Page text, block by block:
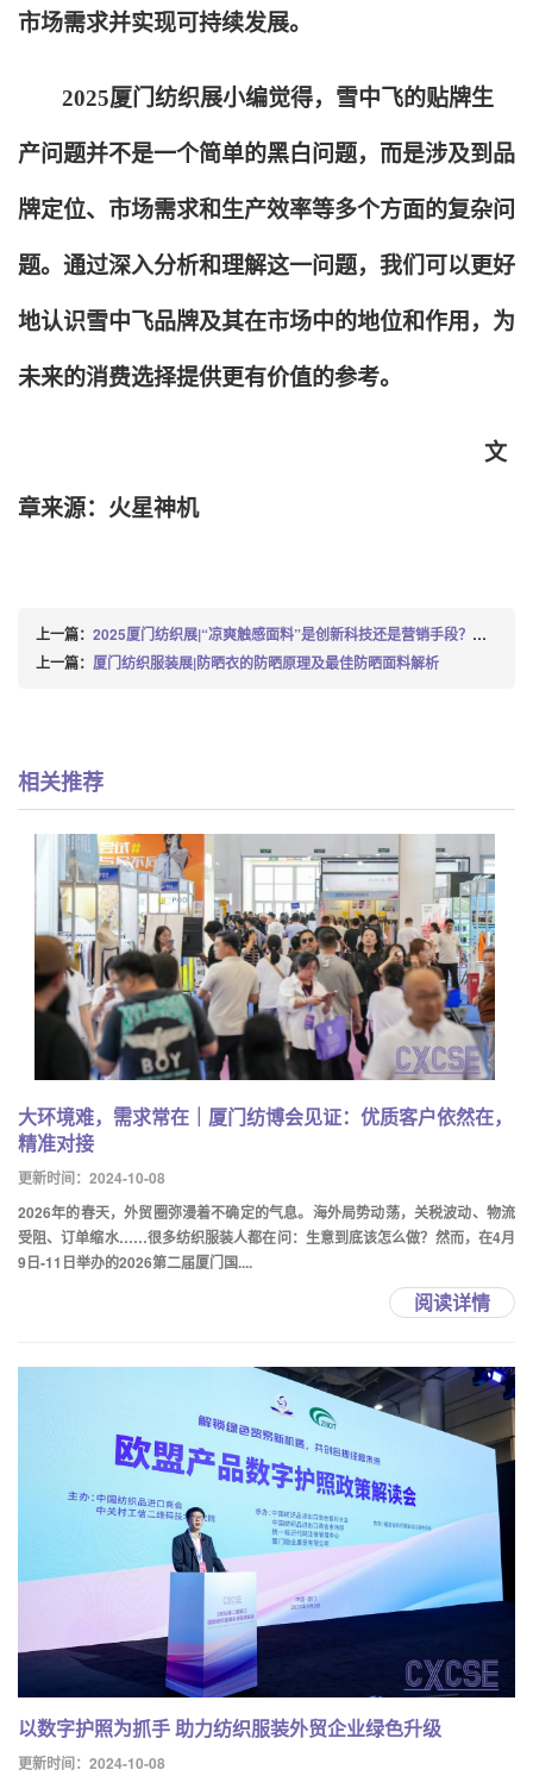
市场需求并实现可持续发展。
2025厦门纺织展小编觉得，雪中飞的贴牌生
产问题并不是一个简单的黑白问题，而是涉及到品
牌定位、市场需求和生产效率等多个方面的复杂问
题。通过深入分析和理解这一问题，我们可以更好
地认识雪中飞品牌及其在市场中的地位和作用，为
未来的消费选择提供更有价值的参考。
文
章来源：火星神机
上一篇： 2025厦门纺织展|“凉爽触感面料”是创新科技还是营销手段？有相应的测试准则吗？
上一篇： 厦门纺织服装展|防晒衣的防晒原理及最佳防晒面料解析
相关推荐
大环境难，需求常在｜厦门纺博会见证：优质客户依然在，
精准对接
更新时间：2024-10-08
2026年的春天，外贸圈弥漫着不确定的气息。海外局势动荡，关税波动、物流
受阻、订单缩水……很多纺织服装人都在问：生意到底该怎么做？然而，在4月
9日-11日举办的2026第二届厦门国....
阅读详情
以数字护照为抓手 助力纺织服装外贸企业绿色升级
更新时间：2024-10-08